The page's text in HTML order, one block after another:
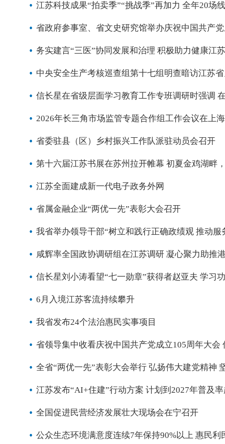
江苏科技成果“拍卖季”“挑战季”再加力 全年20场
省政府参事室、省文史研究馆举办庆祝中国共产
务实建言“三医”协同发展和治理 积极助力健康江
中央安全生产考核巡查组第十七组明查暗访江苏
信长星在省级层面学习教育工作专班调研时强调
2026年长三角市场监管专题合作组工作会议在上
省委驻县（区）乡村振兴工作队派驻动员会召开
第十六届江苏书展在苏州拉开帷幕 初夏金鸡湖畔
江苏全面建成新一代电子政务外网
省属金融企业“两优一先”表彰大会召开
我省举办领导干部“树立和践行正确政绩观 推动
咸辉率全国政协调研组在江苏调研 凝心聚力助推
信长星刘小涛看望“七一勋章”获得者赵亚夫 学习
6月入境江苏客流持续攀升
我省发布24个法治惠民实事项目
省领导集中收看庆祝中国共产党成立105周年大会
全省“两优一先”表彰大会举行 弘扬伟大建党精神
江苏发布“AI+住建”行动方案 计划到2027年普及率
全国促进民营经济发展壮大现场会在宁召开
公众生态环境满意度连续7年保持90%以上 惠民